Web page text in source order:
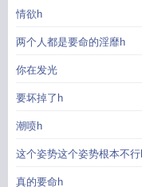
情欲h
两个人都是要命的淫靡h
你在发光
要坏掉了h
潮喷h
这个姿势这个姿势根本不行
真的要命h